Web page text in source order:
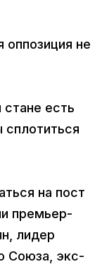
оппозиция не
есть
сплотиться
на пост
премьер-
лидер
Союза, экс-